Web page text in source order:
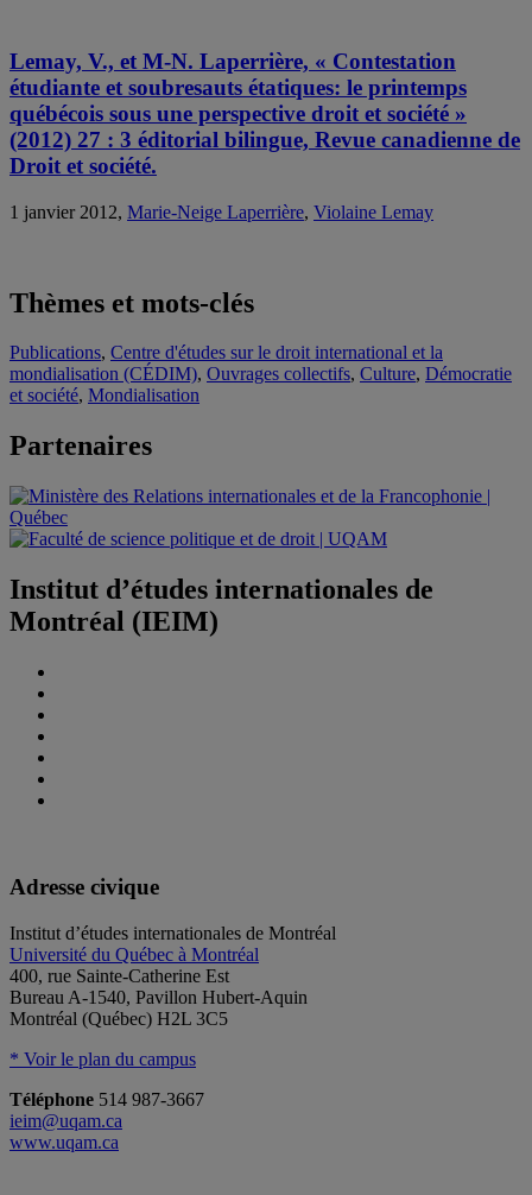
Lemay, V., et M-N. Laperrière, « Contestation
étudiante et soubresauts étatiques: le printemps
québécois sous une perspective droit et société »
(2012) 27 : 3 éditorial bilingue, Revue canadienne de
Droit et société.
1 janvier 2012, Marie-Neige Laperrière, Violaine Lemay
Thèmes et mots-clés
Publications, Centre d'études sur le droit international et la
mondialisation (CÉDIM), Ouvrages collectifs, Culture, Démocratie
et société, Mondialisation
Partenaires
Institut d’études internationales de
Montréal (IEIM)
Adresse civique
Institut d’études internationales de Montréal
Université du Québec à Montréal
400, rue Sainte-Catherine Est
Bureau A-1540, Pavillon Hubert-Aquin
Montréal (Québec) H2L 3C5
* Voir le plan du campus
Téléphone 514 987-3667
ieim@uqam.ca
www.uqam.ca